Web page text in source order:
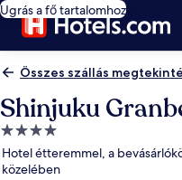
Ugrás a fő tartalomhoz
Összes szállás
Shinjuku
4.0
csillagos
szálláshely
Hotel étteremmel, a
közelében